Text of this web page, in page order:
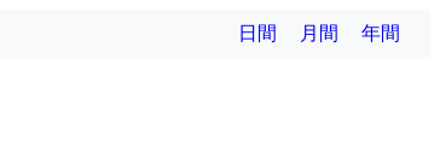
日間 月間 年間